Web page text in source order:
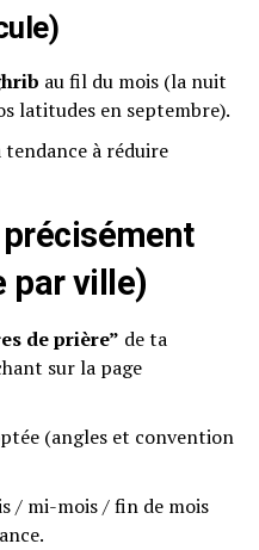
au fil du mois (la nuit
latitudes en septembre).
tendance à réduire
par ville)
de prière” de ta
sur la page
(angles et convention
/ mi-mois / fin de mois